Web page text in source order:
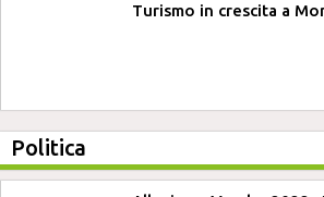
Turismo in crescita a
Politica